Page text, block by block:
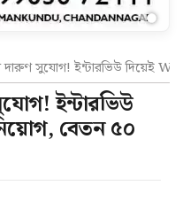
দারুণ সুযোগ! ইন্টারভিউ দিয়েই
ইন্টারভিউ
বেতন ৫০